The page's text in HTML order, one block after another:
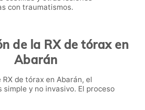
con traumatismos.
de la RX de tórax en
Abarán
de tórax en Abarán, el
simple y no invasivo. El proceso